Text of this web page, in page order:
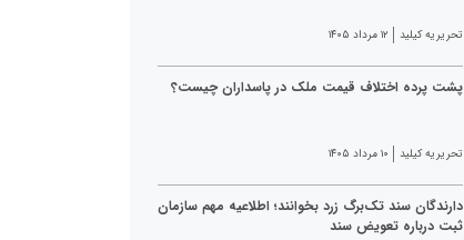
تحریریه کیلید ۱۲ مرداد ۱۴۰۵
پشت پرده اختلاف قیمت ملک در پاسداران چیست؟
تحریریه کیلید ۱۰ مرداد ۱۴۰۵
دارندگان سند تک‌برگ زرد بخوانند؛ اطلاعیه مهم سازمان
ثبت درباره تعویض سند